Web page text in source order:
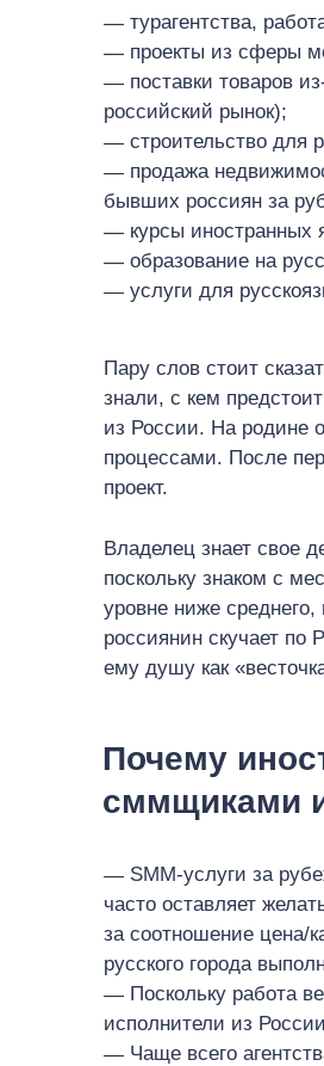
турагентства,
проекты из сферы
поставки товаров
российский рынок);
строительство для
продажа
бывших россиян за
курсы иностранных
образование на
услуги для
Пару слов стоит
знали, с кем
из России. На родине
процессами. После
проект.
Владелец знает свое
поскольку знаком с
уровне ниже
россиянин скучает по
ему душу как
Почему
сммщиками
SMM-услуги за
часто оставляет
за соотношение цена/
русского города
Поскольку работа
исполнители из
Чаще всего